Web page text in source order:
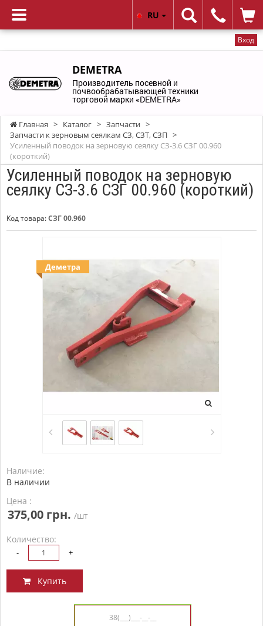
Вход
RU
DEMETRA
Производитель посевной и
почвообрабатывающей техники
торговой марки «DEMETRA»
Главная > Каталог > Запчасти >
Запчасти к зерновым сеялкам СЗ, СЗТ, СЗП >
Усиленный поводок на зерновую сеялку СЗ-3.6 СЗГ 00.960
(короткий)
Усиленный поводок на зерновую
сеялку СЗ-3.6 СЗГ 00.960 (короткий)
Код товара:СЗГ 00.960
Деметра
Наличие:
В наличии
Цена :
375,00 грн. /шт
Количество:
- +
Купить